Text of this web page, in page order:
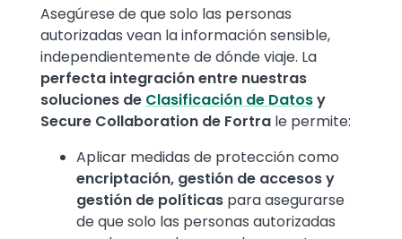
Text
Asegúrese de que solo las personas
autorizadas vean la información sensible,
independientemente de dónde viaje. La
perfecta integración entre nuestras
soluciones de Clasificación de Datosy
Secure Collaboration de Fortra le permite:
Aplicar medidas de protección como
encriptación, gestión de accesos y
gestión de políticas para asegurarse
de que solo las personas autorizadas